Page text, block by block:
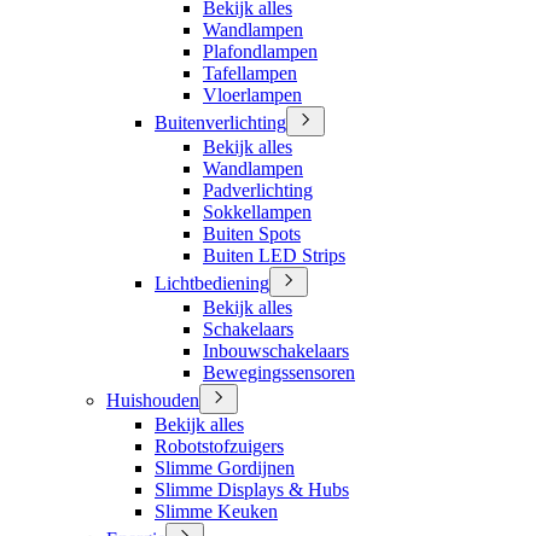
Bekijk alles
Wandlampen
Plafondlampen
Tafellampen
Vloerlampen
Buitenverlichting
Bekijk alles
Wandlampen
Padverlichting
Sokkellampen
Buiten Spots
Buiten LED Strips
Lichtbediening
Bekijk alles
Schakelaars
Inbouwschakelaars
Bewegingssensoren
Huishouden
Bekijk alles
Robotstofzuigers
Slimme Gordijnen
Slimme Displays & Hubs
Slimme Keuken